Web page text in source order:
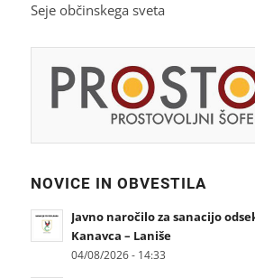
Seje občinskega sveta
NOVICE IN OBVESTILA
Javno naročilo za sanacijo
Kanavca – Laniše
04/08/2026 - 14:33